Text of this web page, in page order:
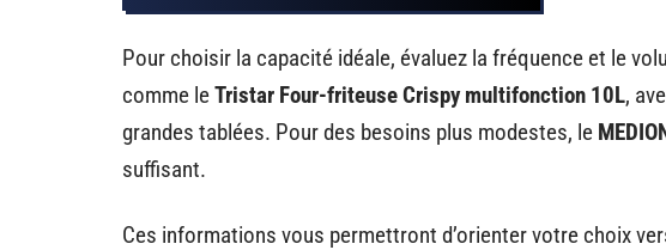
Pour choisir la capacité idéale, évaluez la fréquence et le
comme leTristar Four-friteuse Crispy multifonction 10L,
grandes tablées. Pour des besoins plus modestes, le
suffisant.
Ces informations vous permettront d’orienter votre choix